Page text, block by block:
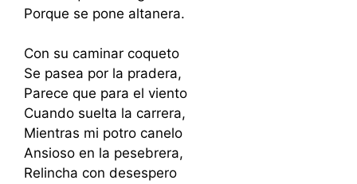
Porque se pone altanera.
Con su caminar coqueto
Se pasea por la pradera,
Parece que para el viento
Cuando suelta la carrera,
Mientras mi potro canelo
Ansioso en la pesebrera,
Relincha con desespero